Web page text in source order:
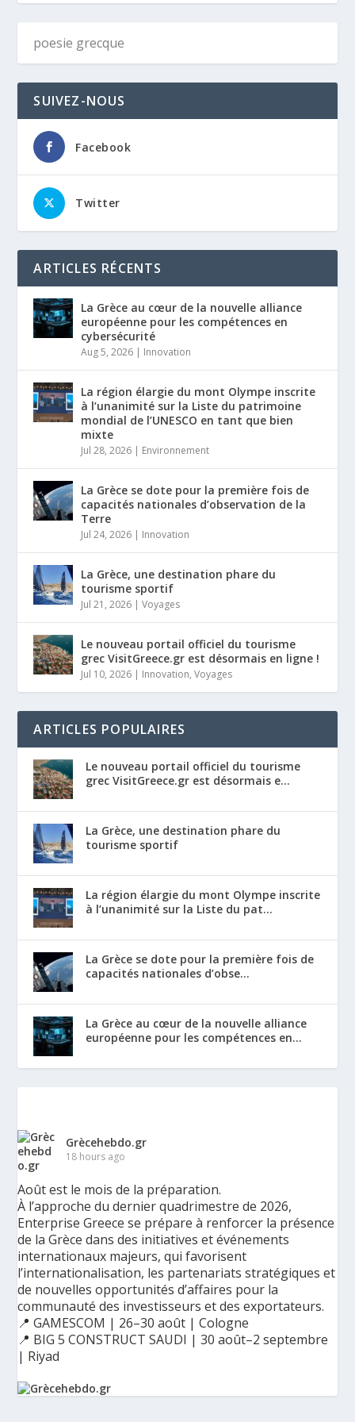
SUIVEZ-NOUS
Facebook
Twitter
ARTICLES RÉCENTS
La Grèce au cœur de la nouvelle alliance
européenne pour les compétences en
cybersécurité
Aug 5, 2026 | Innovation
La région élargie du mont Olympe inscrite
à l’unanimité sur la Liste du patrimoine
mondial de l’UNESCO en tant que bien
mixte
Jul 28, 2026 | Environnement
La Grèce se dote pour la première fois de
capacités nationales d’observation de la
Terre
Jul 24, 2026 | Innovation
La Grèce, une destination phare du
tourisme sportif
Jul 21, 2026 |Voyages
Le nouveau portail officiel du tourisme
grec VisitGreece.gr est désormais en ligne !
Jul 10, 2026 | Innovation,Voyages
ARTICLES POPULAIRES
Le nouveau portail officiel du tourisme
grec VisitGreece.gr est désormais e...
La Grèce, une destination phare du
tourisme sportif
La région élargie du mont Olympe inscrite
à l’unanimité sur la Liste du pat...
La Grèce se dote pour la première fois de
capacités nationales d’obse...
La Grèce au cœur de la nouvelle alliance
européenne pour les compétences en...
Grècehebdo.gr
18 hours ago
Août est le mois de la préparation.
À l’approche du dernier quadrimestre de 2026,
Enterprise Greece se prépare à renforcer la présence
de la Grèce dans des initiatives et événements
internationaux majeurs, qui favorisent
l’internationalisation, les partenariats stratégiques et
de nouvelles opportunités d’affaires pour la
communauté des investisseurs et des exportateurs.
📍 GAMESCOM | 26–30 août | Cologne
📍 BIG 5 CONSTRUCT SAUDI | 30 août–2 septembre
| Riyad